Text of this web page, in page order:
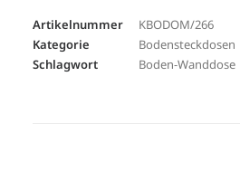
Artikelnummer
KBODOM/266
Kategorie
Bodensteckdosen
Schlagwort
Boden-Wanddose